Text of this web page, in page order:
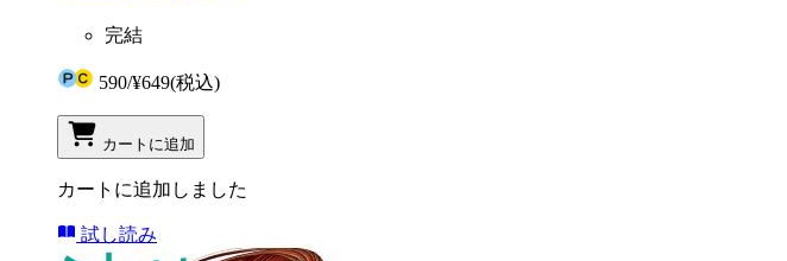
完結
590/¥649(税込)
カートに追加
カートに追加しました
試し読み